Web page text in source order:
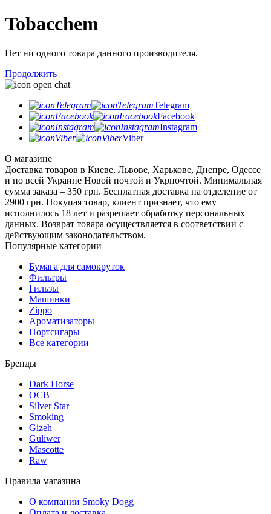
Tobacchem
Нет ни одного товара данного производителя.
Продолжить
Telegram
Facebook
Instagram
Viber
О магазине
Доставка товаров в Киеве, Львове, Харькове, Днепре, Одессе
и по всей Украине Новой почтой и Укрпочтой. Минимальная
сумма заказа – 350 грн. Бесплатная доставка на отделение от
2900 грн. Покупая товар, клиент признает, что ему
исполнилось 18 лет и разрешает обработку персональных
данных. Возврат товара осуществляется в соответствии с
действующим законодательством.
Популярные категории
Бумага для самокруток
Фильтры
Гильзы
Машинки
Zippo
Ароматизаторы
Портсигары
Все категории
Бренды
Dark Horse
OCB
Silver Star
Smoking
Gizeh
Guliwer
Mascotte
Raw
Правила магазина
О компании Smoky Dogg